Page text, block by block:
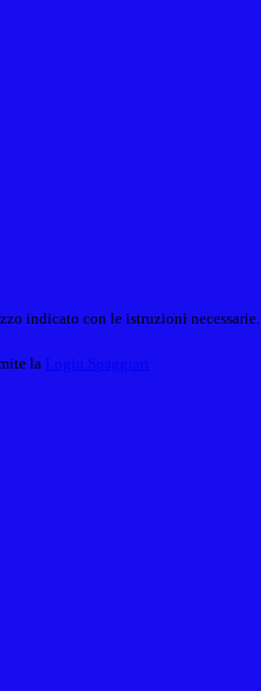
indicato con le istruzioni necessarie.
la